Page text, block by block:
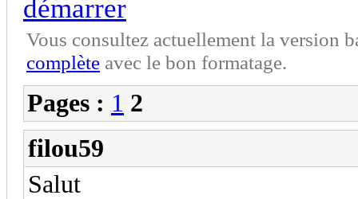
démarrer
Vous consultez actuellement la version
complète avec le bon formatage.
Pages : 1 2
filou59
Salut